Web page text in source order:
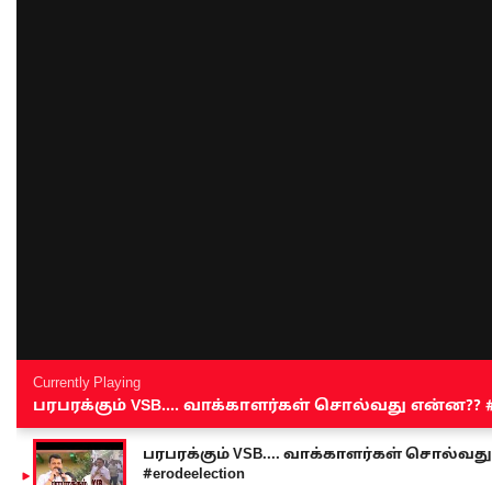
Currently Playing
பரபரக்கும் VSB.... வாக்காளர்கள் சொல்வது என்ன??
பரபரக்கும் VSB.... வாக்காளர்கள் சொல்வது
#erodeelection